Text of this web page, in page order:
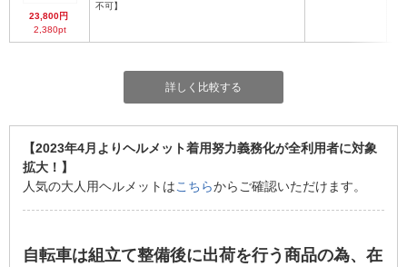
23,800円
2,380pt
不可】
詳しく比較する
【2023年4月よりヘルメット着用努力義務化が全利用者に対象
拡大！】
人気の大人用ヘルメットはこちらからご確認いただけます。
自転車は組立て整備後に出荷を行う商品の為、在